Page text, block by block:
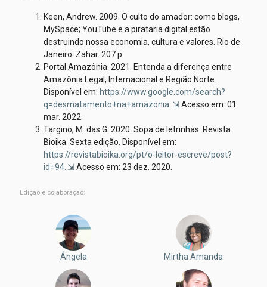
Keen, Andrew. 2009. O culto do amador: como blogs,
MySpace; YouTube e a pirataria digital estão
destruindo nossa economia, cultura e valores. Rio de
Janeiro: Zahar. 207 p.
Portal Amazônia. 2021. Entenda a diferença entre
Amazônia Legal, Internacional e Região Norte.
Disponível em: https://www.google.com/search?
q=desmatamento+na+amazonia.
Acesso em: 01
mar. 2022.
Targino, M. das G. 2020. Sopa de letrinhas. Revista
Bioika. Sexta edição. Disponível em:
https://revistabioika.org/pt/o-leitor-escreve/post?
id=94.
Acesso em: 23 dez. 2020.
Edição e colaboração:
Ángela Mirtha Amanda